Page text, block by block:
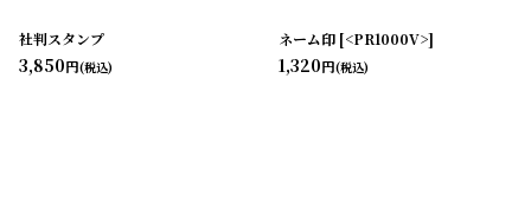
社判スタンプ
3,850円(税込)
ネーム印 [<PR1000V>]
1,320円(税込)